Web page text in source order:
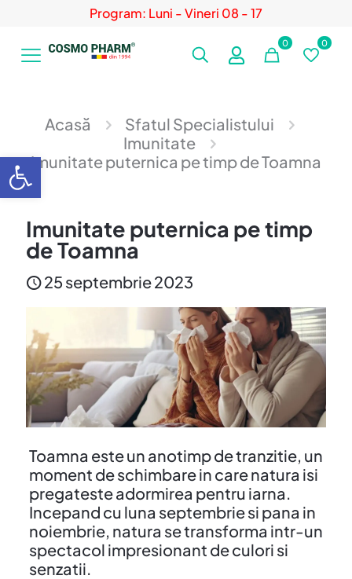
Program: Luni - Vineri 08 - 17
0 0
Acasă
Sfatul Specialistului
Imunitate
Imunitate puternica pe timp de Toamna
Imunitate puternica pe timp
de Toamna
25 septembrie 2023
Toamna este un anotimp de tranzitie, un
moment de schimbare in care natura isi
pregateste adormirea pentru iarna.
Incepand cu luna septembrie si pana in
noiembrie, natura se transforma intr-un
spectacol impresionant de culori si
senzatii.
Deschide bara de unelte